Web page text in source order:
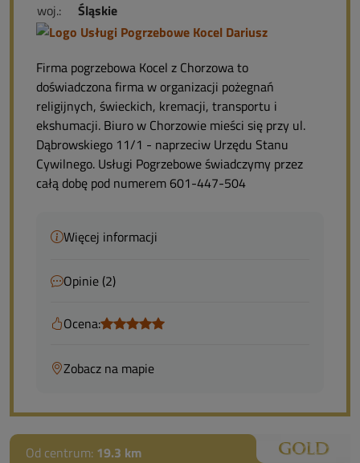
woj.:
Śląskie
Firma pogrzebowa Kocel z Chorzowa to
doświadczona firma w organizacji pożegnań
religijnych, świeckich, kremacji, transportu i
ekshumacji. Biuro w Chorzowie mieści się przy ul.
Dąbrowskiego 11/1 - naprzeciw Urzędu Stanu
Cywilnego. Usługi Pogrzebowe świadczymy przez
całą dobę pod numerem 601-447-504
Więcej informacji
Opinie (2)
Ocena:
Zobacz na mapie
Od centrum: 19.3 km